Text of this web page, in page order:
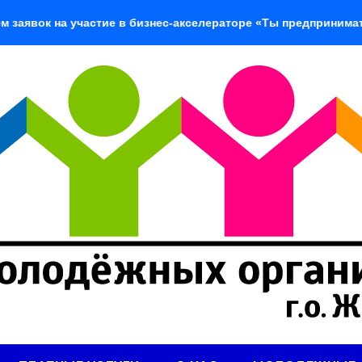
на участие в бизнес-акселераторе «Ты предприниматель»